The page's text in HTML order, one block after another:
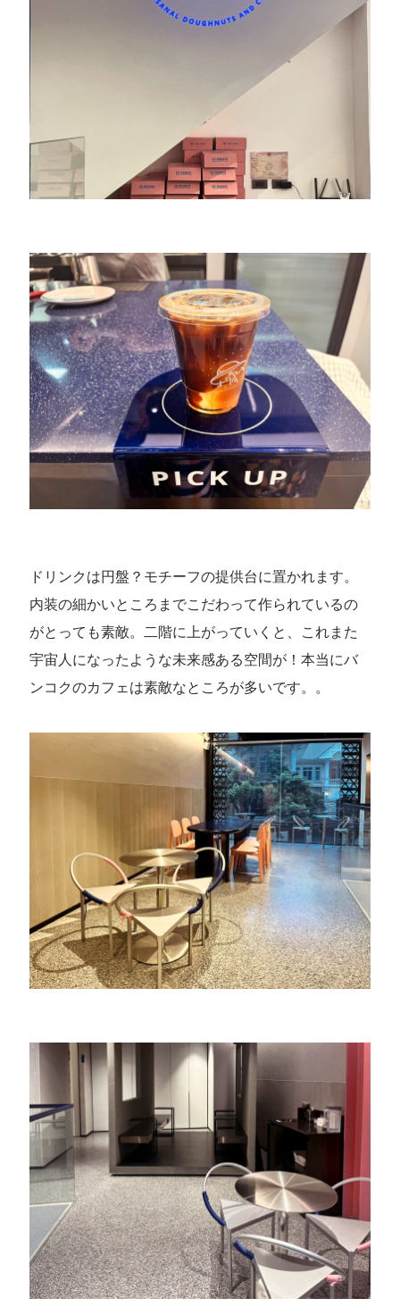
ドリンクは円盤？モチーフの提供台に置かれます。
内装の細かいところまでこだわって作られているの
がとっても素敵。二階に上がっていくと、これまた
宇宙人になったような未来感ある空間が！本当にバ
ンコクのカフェは素敵なところが多いです。。